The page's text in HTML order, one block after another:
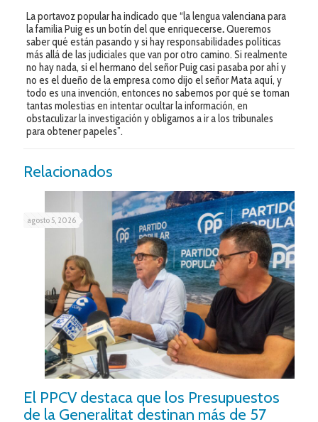
La portavoz popular ha indicado que “la lengua valenciana para
la familia Puig es un botín del que enriquecerse.Queremos
saber qué están pasando y si hay responsabilidades políticas
más allá de las judiciales que van por otro camino. Si realmente
no hay nada, si el hermano del señor Puig casi pasaba por ahí y
no es el dueño de la empresa como dijo el señor Mata aquí, y
todo es una invención, entonces no sabemos por qué se toman
tantas molestias en intentar ocultar la información, en
obstaculizar la investigación y obligarnos a ir a los tribunales
para obtener papeles”.
Relacionados
agosto 5, 2026
El PPCV destaca que los Presupuestos
de la Generalitat destinan más de 57